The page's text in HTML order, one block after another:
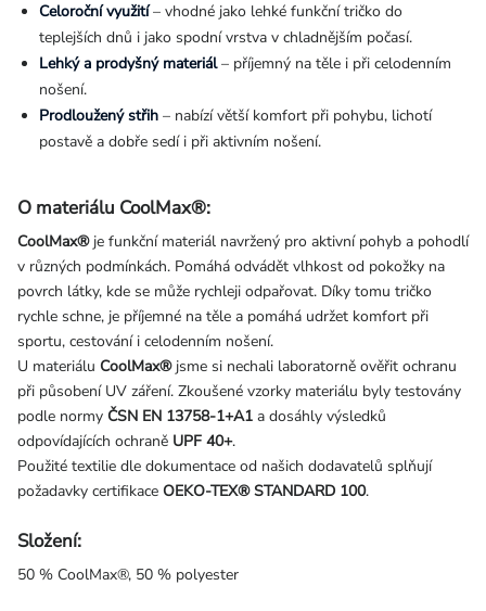
Celoroční využití– vhodné jako lehké funkční tričko do
teplejších dnů i jako spodní vrstva v chladnějším počasí.
Lehký a prodyšný materiál– příjemný na těle i při celodenním
nošení.
Prodloužený střih – nabízí větší komfort při pohybu, lichotí
postavě a dobře sedí i při aktivním nošení.
O materiálu CoolMax®:
CoolMax®je funkční materiál navržený pro aktivní pohyb a pohodlí
v různých podmínkách. Pomáhá odvádět vlhkost od pokožky na
povrch látky, kde se může rychleji odpařovat. Díky tomu tričko
rychle schne, je příjemné na těle a pomáhá udržet komfort při
sportu, cestování i celodenním nošení.
U materiálu CoolMax®jsme si nechali laboratorně ověřit ochranu
při působení UV záření. Zkoušené vzorky materiálu byly testovány
podle normy ČSN EN 13758-1+A1 a dosáhly výsledků
odpovídajících ochraně UPF 40+.
Použité textilie dle dokumentace od našich dodavatelů splňují
požadavky certifikace OEKO-TEX® STANDARD 100.
Složení:
50 % CoolMax®, 50 % polyester